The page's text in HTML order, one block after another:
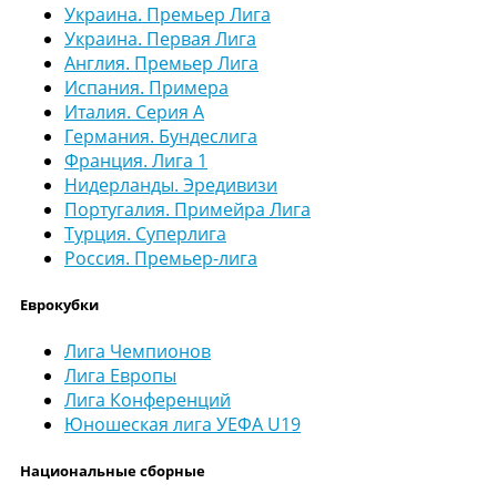
Украина. Премьер Лига
Украина. Первая Лига
Англия. Премьер Лига
Испания. Примера
Италия. Серия А
Германия. Бундеслига
Франция. Лига 1
Нидерланды. Эредивизи
Португалия. Примейра Лига
Турция. Суперлига
Россия. Премьер-лига
Еврокубки
Лига Чемпионов
Лига Европы
Лига Конференций
Юношеская лига УЕФА U19
Национальные сборные